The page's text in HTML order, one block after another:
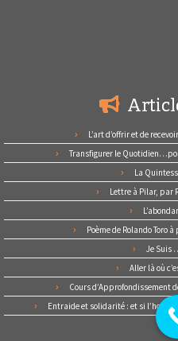
L’art d’offrir et de
Transfigurer le
La
Lettre à Pilar, par
Poème de Rolando Toro
Je Suis
Aller là où
Cours d’Approfondissement
Entraide et solidarité : et si